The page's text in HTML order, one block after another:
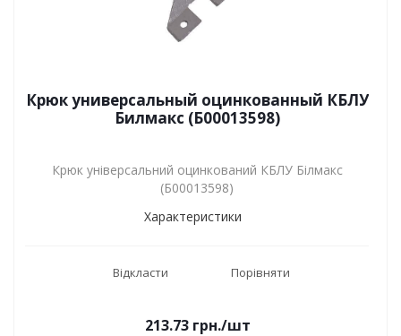
Крюк универсальный оцинкованный КБЛУ
Билмакс (Б00013598)
Крюк універсальний оцинкований КБЛУ Білмакс
(Б00013598)
Характеристики
Відкласти Порівняти
213.73грн./шт